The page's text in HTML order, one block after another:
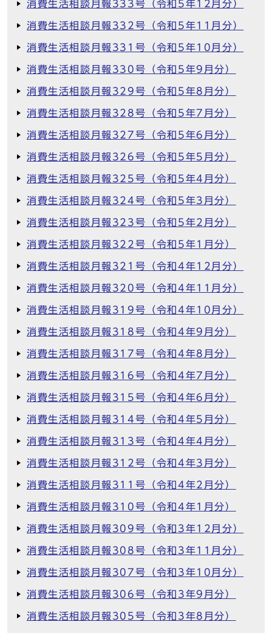
消費生活相談月報333号（令和5年12月分）
消費生活相談月報332号（令和5年11月分）
消費生活相談月報331号（令和5年10月分）
消費生活相談月報330号（令和5年9月分）
消費生活相談月報329号（令和5年8月分）
消費生活相談月報328号（令和5年7月分）
消費生活相談月報327号（令和5年6月分）
消費生活相談月報326号（令和5年5月分）
消費生活相談月報325号（令和5年4月分）
消費生活相談月報324号（令和5年3月分）
消費生活相談月報323号（令和5年2月分）
消費生活相談月報322号（令和5年1月分）
消費生活相談月報321号（令和4年12月分）
消費生活相談月報320号（令和4年11月分）
消費生活相談月報319号（令和4年10月分）
消費生活相談月報318号（令和4年9月分）
消費生活相談月報317号（令和4年8月分）
消費生活相談月報316号（令和4年7月分）
消費生活相談月報315号（令和4年6月分）
消費生活相談月報314号（令和4年5月分）
消費生活相談月報313号（令和4年4月分）
消費生活相談月報312号（令和4年3月分）
消費生活相談月報311号（令和4年2月分）
消費生活相談月報310号（令和4年1月分）
消費生活相談月報309号（令和3年12月分）
消費生活相談月報308号（令和3年11月分）
消費生活相談月報307号（令和3年10月分）
消費生活相談月報306号（令和3年9月分）
消費生活相談月報305号（令和3年8月分）